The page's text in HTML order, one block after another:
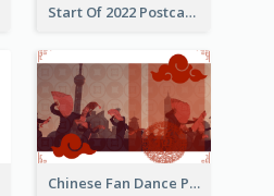
Start Of 2022 Postcard
Chinese Fan Dance Postcard